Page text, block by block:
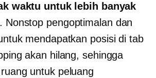
waktu untuk lebih banyak
. Nonstop pengoptimalan dan
mendapatkan posisi di tab
akan hilang, sehingga
untuk peluang